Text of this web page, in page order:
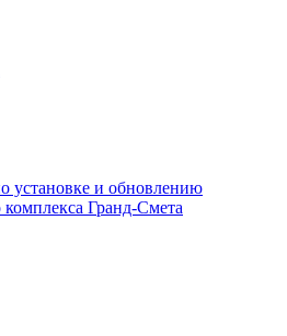
установке и обновлению
Гранд-Смета